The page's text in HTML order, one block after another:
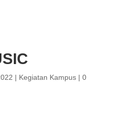
| Kegiatan Kampus| 0